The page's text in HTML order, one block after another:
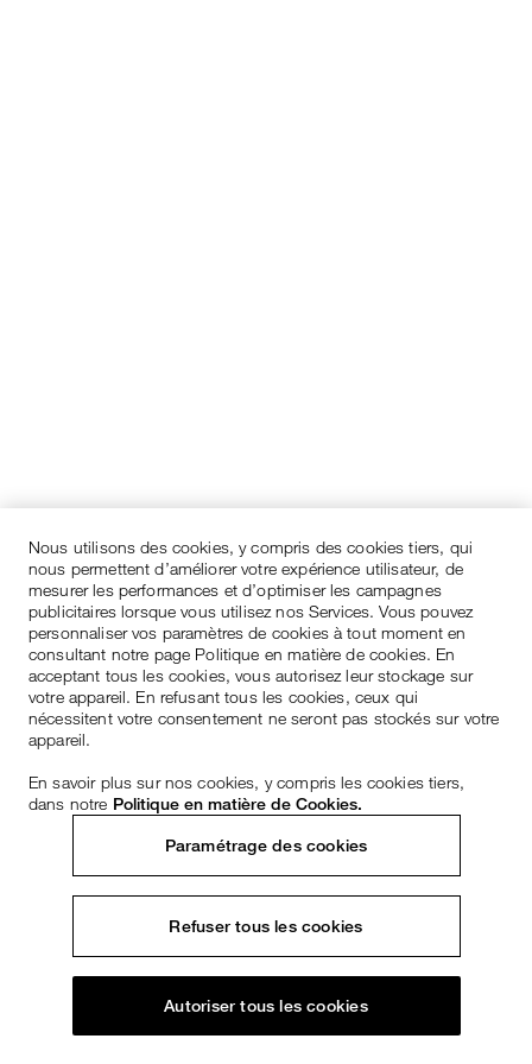
Nous utilisons des cookies, y compris des cookies tiers, qui
nous permettent d’améliorer votre expérience utilisateur, de
mesurer les performances et d’optimiser les campagnes
publicitaires lorsque vous utilisez nos Services. Vous pouvez
personnaliser vos paramètres de cookies à tout moment en
consultant notre page Politique en matière de cookies. En
acceptant tous les cookies, vous autorisez leur stockage sur
votre appareil. En refusant tous les cookies, ceux qui
nécessitent votre consentement ne seront pas stockés sur votre
appareil.
En savoir plus sur nos cookies, y compris les cookies tiers,
dans notre Politique en matière de Cookies.
Paramétrage des cookies
Refuser tous les cookies
Autoriser tous les cookies